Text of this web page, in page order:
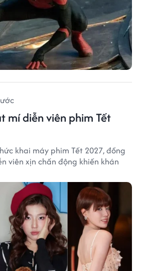
mí diễn viên phim Tết
khai máy phim Tết 2027, đồng
viên xịn chấn động khiến khán